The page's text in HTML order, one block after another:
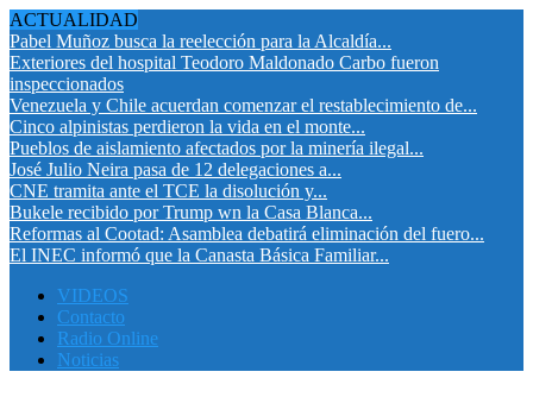
ACTUALIDAD
Pabel Muñoz busca la reelección para la Alcaldía...
Exteriores del hospital Teodoro Maldonado Carbo fueron
inspeccionados
Venezuela y Chile acuerdan comenzar el restablecimiento de...
Cinco alpinistas perdieron la vida en el monte...
Pueblos de aislamiento afectados por la minería ilegal...
José Julio Neira pasa de 12 delegaciones a...
CNE tramita ante el TCE la disolución y...
Bukele recibido por Trump wn la Casa Blanca...
Reformas al Cootad: Asamblea debatirá eliminación del fuero...
El INEC informó que la Canasta Básica Familiar...
VIDEOS
Contacto
Radio Online
Noticias